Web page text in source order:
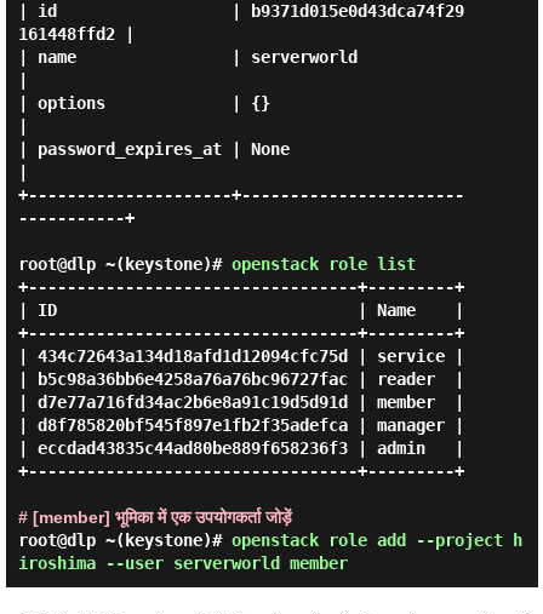
| id                  | b9371d015e0d43dca74f29
161448ffd2 |
| name                | serverworld
| options             | {}
| password_expires_at | None
+---------------------+-----------------------
-----------+
root@dlp ~(keystone)# openstack role list
+----------------------------------+---------+
| ID                               | Name    |
+----------------------------------+---------+
| 434c72643a134d18afd1d12094cfc75d | service |
| b5c98a36bb6e4258a76a76bc96727fac | reader  |
| d7e77a716fd34ac2b6e8a91c19d5d91d | member  |
| d8f785820bf545f897e1fb2f35adefca | manager |
| eccdad43835c44ad80be889f658236f3 | admin   |
+----------------------------------+---------+
# [member] भूमिका में एक उपयोगकर्ता जोड़ें
root@dlp ~(keystone)# openstack role add --project h
iroshima --user serverworld member